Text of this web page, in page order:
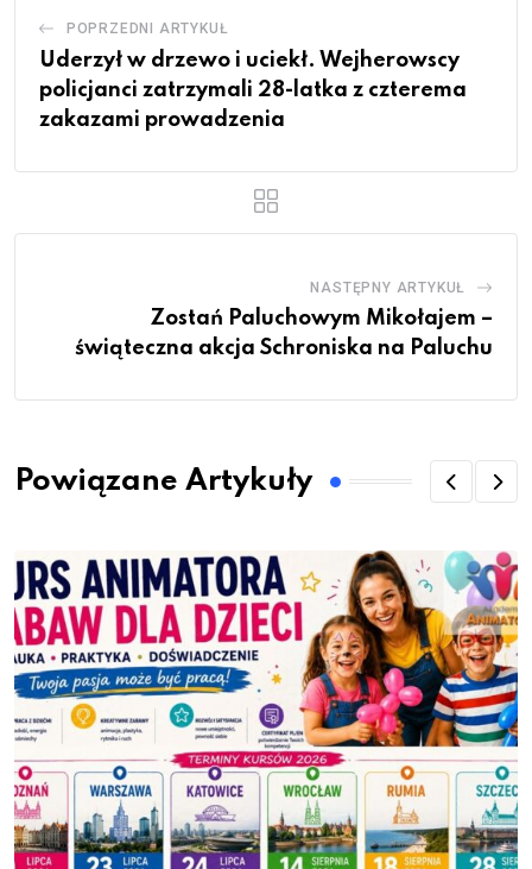
POPRZEDNI ARTYKUŁ
Uderzył w drzewo i uciekł. Wejherowscy
policjanci zatrzymali 28-latka z czterema
zakazami prowadzenia
NASTĘPNY ARTYKUŁ
Zostań Paluchowym Mikołajem –
świąteczna akcja Schroniska na Paluchu
Powiązane Artykuły